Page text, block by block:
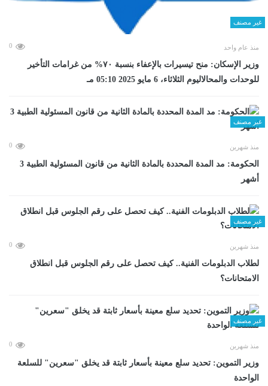
غير مصنف
منذ عام واحد 0
وزير الإسكان: منح تيسيرات بالإعفاء بنسبة ٧٠% من غرامات التأخير
للوحدات والمحالاليوم الثلاثاء، 6 مايو 2025 05:10 مـ
غير مصنف
منذ شهرين 0
الحكومة: مد المدة المحددة بالمادة الثانية من قانون المسئولية الطبية 3
أشهر
غير مصنف
منذ شهرين 0
لطلاب الدبلومات الفنية.. كيف تحصل على رقم الجلوس قبل انطلاق
الامتحانات؟
غير مصنف
منذ شهرين 0
وزير التموين: تحديد سلع معينة بأسعار ثابتة قد يخلق "سعرين" للسلعة
الواحدة